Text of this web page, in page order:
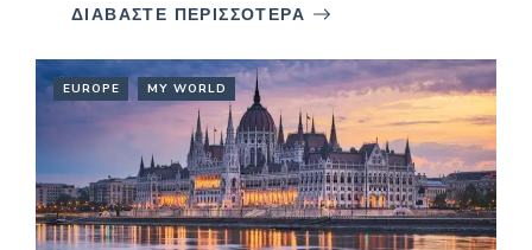
ΔΙΑΒΑΣΤΕ ΠΕΡΙΣΣΟΤΕΡΑ
EUROPE MY WORLD